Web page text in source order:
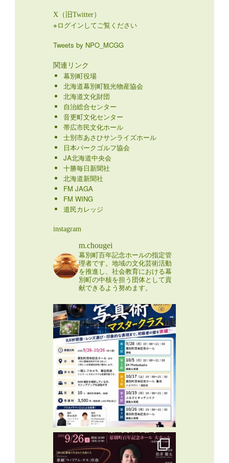
X（旧Twitter）
※ログインしてご覧ください
Tweets by NPO_MCGG
関連リンク
幕別町役場
北海道幕別町観光物産協会
北海道文化財団
自治総合センター
音更町文化センター
帯広市民文化ホール
士別市あさひサンライズホール
日本パークゴルフ協会
JA北海道中央会
十勝毎日新聞社
北海道新聞社
FM JAGA
FM WING
道民カレッジ
instagram
m.chougei
幕別町百年記念ホールの指定管
理者です。地域の文化芸術活動
を推進し、社会教育における幕
別町の中核を担う団体として貢
献できるよう努めます。